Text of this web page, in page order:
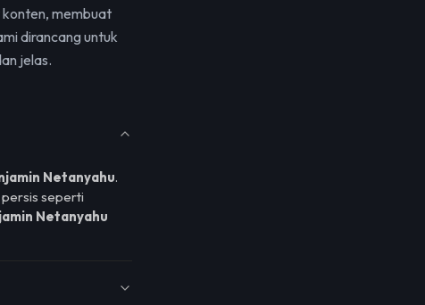
membuat
dirancang untuk
jelas.
Netanyahu.
seperti
Netanyahu